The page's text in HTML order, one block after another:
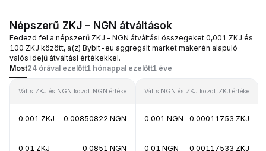
Népszerű ZKJ – NGN átváltások
Fedezd fel a népszerű ZKJ – NGN átváltási összegeket 0,001 ZKJ és
100 ZKJ között, a(z) Bybit-eu aggregált market makerén alapuló
valós idejű átváltási értékekkel.
Most24 órával ezelőtt1 hónappal ezelőtt1 éve
Válts ZKJ és NGN közöttNGN értéke
0.001 ZKJ 0.00850822 NGN
0.01 ZKJ 0.0851 NGN
Válts NGN és ZKJ közöttZKJ értéke
0.001 NGN 0.00011753 ZKJ
0.01 NGN 0.00117533 ZKJ